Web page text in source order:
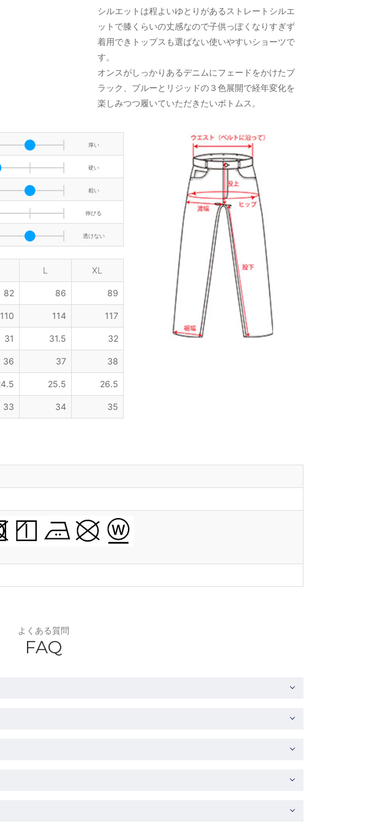
シルエットは程よいゆとりがあるストレートシルエ
ットで膝くらいの丈感なので子供っぽくなりすぎず
着用できトップスも選ばない使いやすいショーツで
す。
オンスがしっかりあるデニムにフェードをかけたブ
ラック、ブルーとリジッドの３色展開で経年変化を
楽しみつつ履いていただきたいボトムス。
厚い
硬い
粗い
伸びる
透けない
L XL
82 86 89
110 114 117
31 31.5 32
36 37 38
25.5 26.5
33 34 35
よくある質問
FAQ